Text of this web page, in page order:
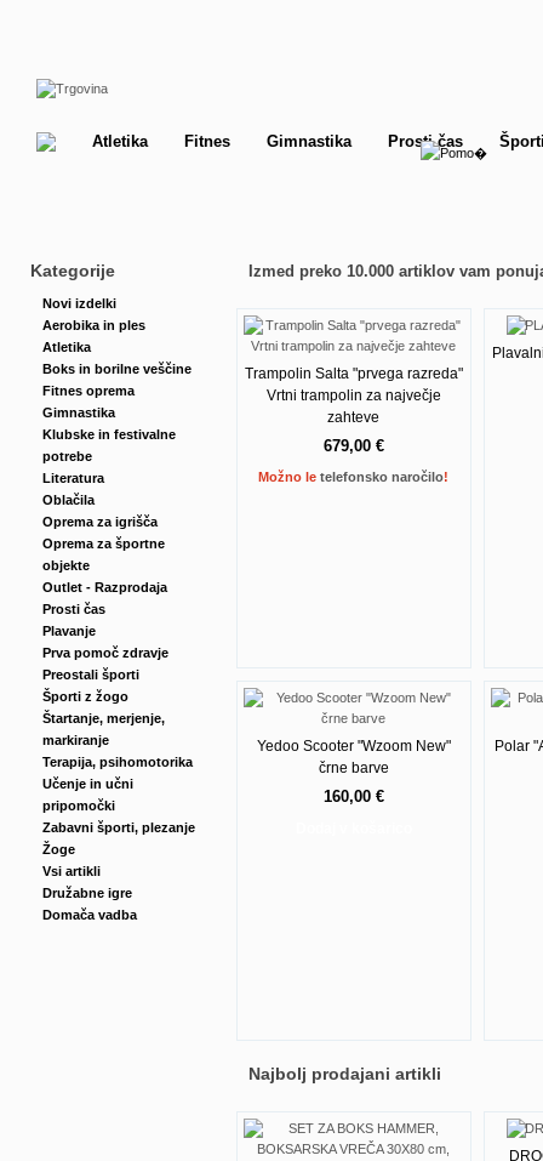
Atletika Fitnes Gimnastika Prosti čas
Kategorije
Novi izdelki
Aerobika in ples
Atletika
Boks in borilne veščine
Fitnes oprema
Gimnastika
Klubske in festivalne
potrebe
Literatura
Oblačila
Oprema za igrišča
Oprema za športne
objekte
Outlet - Razprodaja
Prosti čas
Plavanje
Prva pomoč zdravje
Preostali športi
Športi z žogo
Štartanje, merjenje,
markiranje
Terapija, psihomotorika
Učenje in učni
pripomočki
Zabavni športi, plezanje
Žoge
Vsi artikli
Družabne igre
Domača vadba
Izmed preko 10.000 artiklov vam
Trampolin Salta "prvega razreda"
Vrtni trampolin za največje
zahteve
679,00 €
Možno letelefonsko naročilo!
Yedoo Scooter "Wzoom New"
črne barve
160,00 €
Polar
Najbolj prodajani artikli